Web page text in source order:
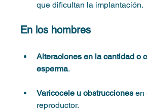
que dificultan la implantación.
En los hombres
Alteraciones en la cantidad o
esperma.
Varicocele u obstrucciones en
reproductor.